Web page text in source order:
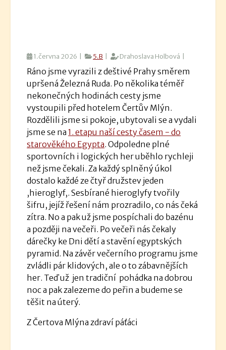
1.června 2026 | 5.B | Drahoslava Holbová |
Ráno jsme vyrazili z deštivé Prahy směrem
upršená Železná Ruda. Po několika téměř
nekonečných hodinách cesty jsme
vystoupili před hotelem Čertův Mlýn.
Rozdělili jsme si pokoje, ubytovali se a vydali
jsme se na1. etapu naší cesty časem - do
starověkého Egypta. Odpoledne plné
sportovních i logických her uběhlo rychleji
než jsme čekali. Za každý splněný úkol
dostalo každé ze čtyř družstev jeden
,hieroglyf,. Sesbírané hieroglyfy tvořily
šifru, jejíž řešení nám prozradilo, co nás čeká
zítra. No a pak už jsme pospíchali do bazénu
a později na večeři. Po večeři nás čekaly
dárečky ke Dni dětí a stavění egyptských
pyramid. Na závěr večerního programu jsme
zvládli pár klidových, ale o to zábavnějších
her. Teď už jen tradiční pohádka na dobrou
noc a pak zalezeme do peřin a budeme se
těšit na úterý.
Z Čertova Mlýna zdraví páťáci